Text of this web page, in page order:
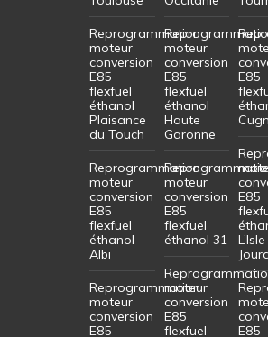
Reprogrammation
moteur
conversion
E85
flexfuel
éthanol
Plaisance
du Touch
Reprogrammation
moteur
conversion
E85
flexfuel
éthanol
Albi
Reprogrammation
moteur
conversion
E85
moteur
conversion
E85
flexfuel
éthanol
Haute
Garonne
moteur
conversion
E85
flexfuel
éthanol 31
moteur
conversion
E85
flexfuel
E85
E85
L’Isle
E85